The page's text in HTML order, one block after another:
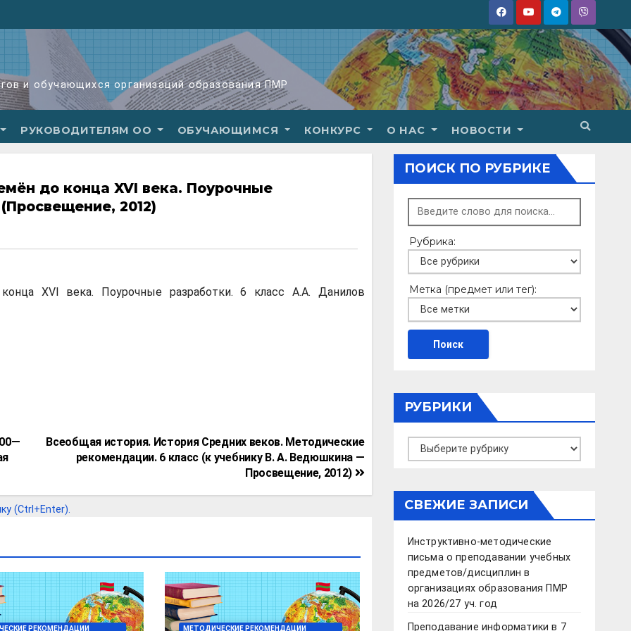
и обучающихся организаций образования ПМР
РУКОВОДИТЕЛЯМ ОО ОБУЧАЮЩИМСЯ КОНКУРС О НАС НОВОСТИ
до конца XVI века. Поурочные
2012)
XVI века. Поурочные разработки. 6 класс А.А. Данилов
Всеобщая история. История Средних веков. Методические
рекомендации. 6 класс (к учебнику В. А. Ведюшкина —
Просвещение, 2012)
(Ctrl+Enter).
РЕКОМЕНДАЦИИ
МЕТОДИЧЕСКИЕ РЕКОМЕНДАЦИИ
ПОИСК ПО РУБРИКЕ
Рубрика:
Метка (предмет или тег):
РУБРИКИ
Рубрики
СВЕЖИЕ ЗАПИСИ
Инструктивно-методические
письма о преподавании учебных
предметов/дисциплин в
организациях образования ПМР
на 2026/27 уч. год
Преподавание информатики в 7